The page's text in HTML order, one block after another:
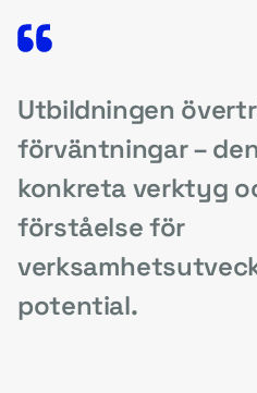
Utbildningen
förväntningar –
konkreta verktyg
förståelse för
potential.